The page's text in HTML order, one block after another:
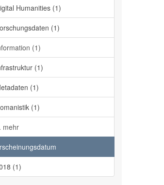
Humanities (1)
(1)
(1)
(1)
(1)
(1)
mehr
(1)